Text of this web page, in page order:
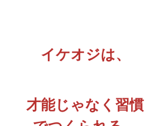
イケオジは、
才能じゃなく習慣